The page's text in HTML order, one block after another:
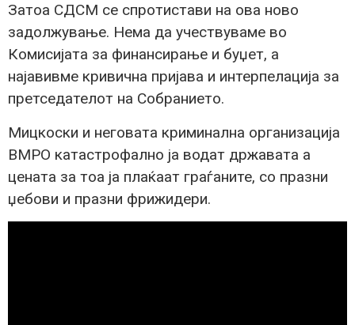
Затоа СДСМ се спротистави на ова ново
задолжување. Нема да учествуваме во
Комисијата за финансирање и буџет, а
најавивме кривична пријава и интерпелација за
претседателот на Собранието.
Мицкоски и неговата криминална организација
ВМРО катастрофално ја водат државата а
цената за тоа ја плаќаат граѓаните, со празни
џебови и празни фрижидери.